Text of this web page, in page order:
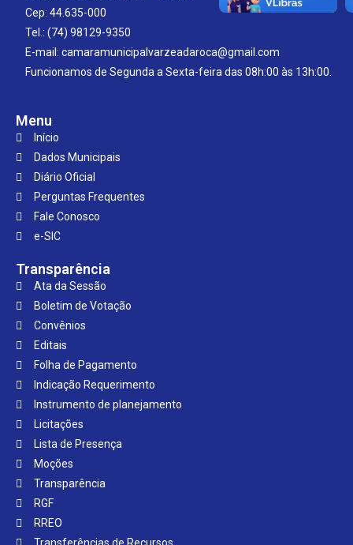
Cep: 44.635-000
Tel.: (74) 98129-9350
E-mail: camaramunicipalvarzeadaroca@gmail.com
Funcionamos de Segunda a Sexta-feira das 08h:00 às 13h:00.
Menu
Início
Dados Municipais
Diário Oficial
Perguntas Frequentes
Fale Conosco
e-SIC
Transparência
Ata da Sessão
Boletim de Votação
Convênios
Editais
Folha de Pagamento
Indicação Requerimento
Instrumento de planejamento
Licitações
Lista de Presença
Moções
Transparência
RGF
RREO